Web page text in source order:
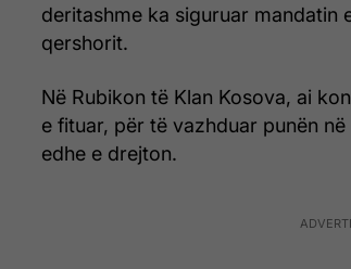
deritashme ka siguruar mandatin
qershorit.
Në Rubikon të Klan Kosova, ai
e fituar, për të vazhduar punën
edhe e drejton.